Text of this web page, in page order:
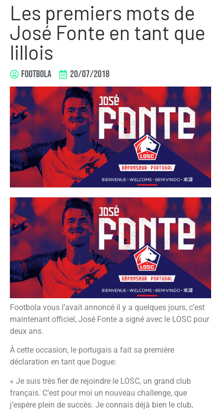
Les premiers mots de
José Fonte en tant que
lillois
FOOTBOLA 20/07/2018
Footbola vous l’avait annoncé il y a quelques jours, c’est
maintenant officiel, José Fonte a signé avec le LOSC pour
deux ans.
À cette occasion, le portugais a fait sa première
déclaration en tant que Dogue:
« Je suis très fier de rejoindre le LOSC, un grand club
français. C’est pour moi un nouveau challenge, que
j’espère plein de succès. Je connais déjà bien le club,